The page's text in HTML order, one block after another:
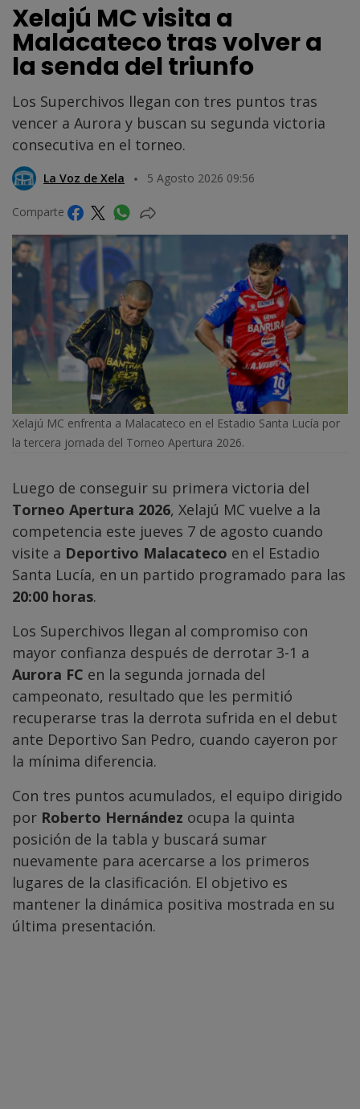
Xelajú MC visita a
Malacateco tras volver a
la senda del triunfo
Los Superchivos llegan con tres puntos tras
vencer a Aurora y buscan su segunda victoria
consecutiva en el torneo.
La Voz de Xela 5 Agosto 2026 09:56
Comparte
Xelajú MC enfrenta a Malacateco en el Estadio Santa Lucía por
la tercera jornada del Torneo Apertura 2026.
Luego de conseguir su primera victoria del
Torneo Apertura 2026, Xelajú MC vuelve a la
competencia este jueves 7 de agosto cuando
visite a Deportivo Malacateco en el Estadio
Santa Lucía, en un partido programado para las
20:00 horas.
Los Superchivos llegan al compromiso con
mayor confianza después de derrotar 3-1 a
Aurora FC en la segunda jornada del
campeonato, resultado que les permitió
recuperarse tras la derrota sufrida en el debut
ante Deportivo San Pedro, cuando cayeron por
la mínima diferencia.
Con tres puntos acumulados, el equipo dirigido
por Roberto Hernández ocupa la quinta
posición de la tabla y buscará sumar
nuevamente para acercarse a los primeros
lugares de la clasificación. El objetivo es
mantener la dinámica positiva mostrada en su
última presentación.